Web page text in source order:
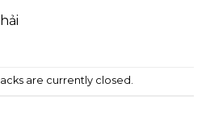
are currently closed.